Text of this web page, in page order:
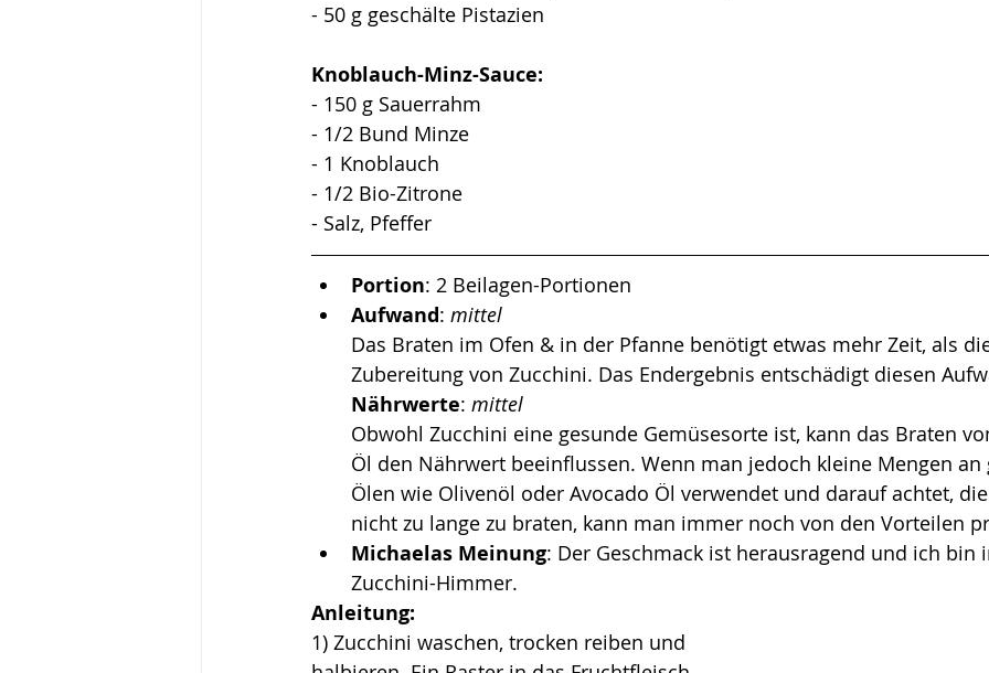
- 50 g geschälte Pistazien
Knoblauch-Minz-Sauce:
- 150 g Sauerrahm
- 1/2 Bund Minze
- 1 Knoblauch
- 1/2 Bio-Zitrone
- Salz, Pfeffer
Portion: 2 Beilagen-Portionen
Aufwand: mittel
Das Braten im Ofen & in der Pfanne benötigt etwas mehr Zeit, als
Zubereitung von Zucchini. Das Endergebnis entschädigt diesen
Nährwerte: mittel
Obwohl Zucchini eine gesunde Gemüsesorte ist, kann das Braten
Öl den Nährwert beeinflussen. Wenn man jedoch kleine Mengen
Ölen wie Olivenöl oder Avocado Öl verwendet und darauf achtet,
nicht zu lange zu braten, kann man immer noch von den Vorteilen
Michaelas Meinung: Der Geschmack ist herausragend und ich
Zucchini-Himmer.
Anleitung:
1) Zucchini waschen, trocken reiben und